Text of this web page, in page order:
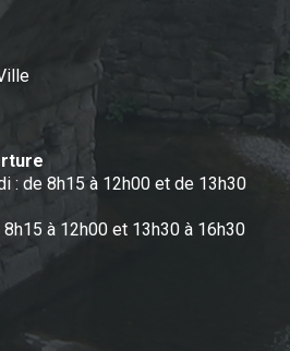
: de 8h15 à 12h00 et de 13h30
à 12h00 et 13h30 à 16h30